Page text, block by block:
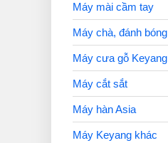
Máy mài cầm tay
Máy chà, đánh bóng
Máy cưa gỗ Keyang
Máy cắt sắt
Máy hàn Asia
Máy Keyang khác